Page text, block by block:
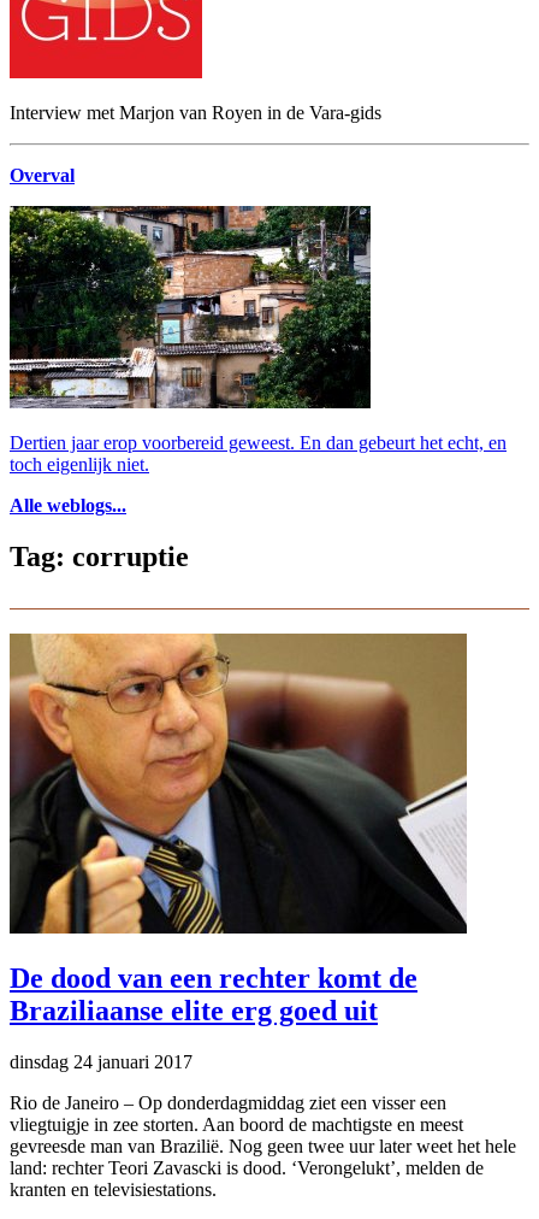
Interview met Marjon van Royen in de Vara-gids
Overval
Dertien jaar erop voorbereid geweest. En dan gebeurt het echt, en
toch eigenlijk niet.
Alle weblogs...
Tag: corruptie
De dood van een rechter komt de
Braziliaanse elite erg goed uit
dinsdag 24 januari 2017
Rio de Janeiro – Op donderdagmiddag ziet een visser een
vliegtuigje in zee storten. Aan boord de machtigste en meest
gevreesde man van Brazilië. Nog geen twee uur later weet het hele
land: rechter Teori Zavascki is dood. ‘Verongelukt’, melden de
kranten en televisiestations.